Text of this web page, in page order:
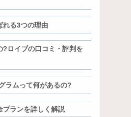
れる3つの理由
?ロイブの口コミ・評判を
ラムって何があるの?
プランを詳しく解説